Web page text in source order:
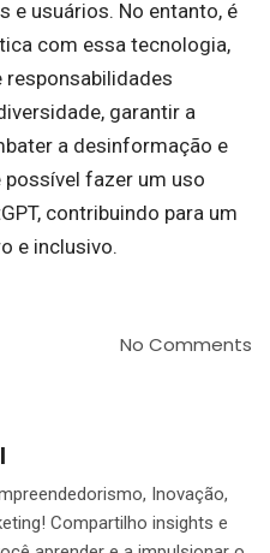
e usuários. No entanto, é
com essa tecnologia,
garantir a
a desinformação e
possível fazer um uso
contribuindo para um
e inclusivo.
No Comments
Inovação,
Compartilho insights e